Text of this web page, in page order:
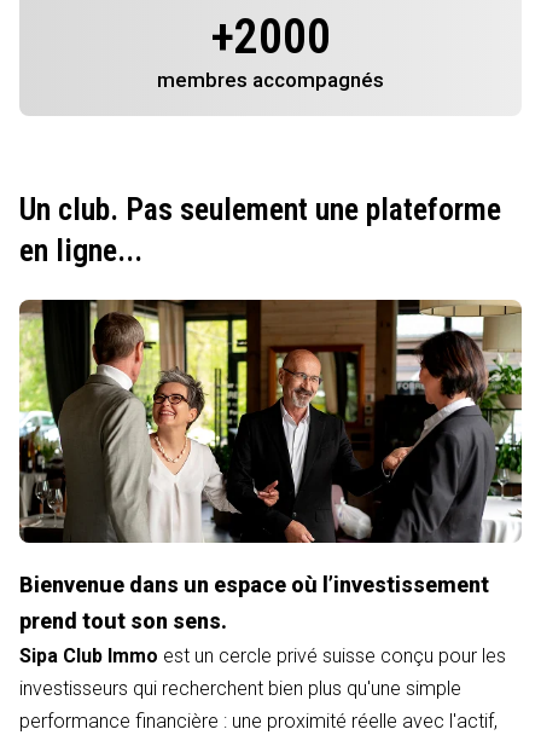
+2000
membres accompagnés
Un club. Pas seulement une plateforme
en ligne...
Bienvenue dans un espace où l’investissement
prend tout son sens.
Sipa Club Immo est un cercle privé suisse conçu pour les
investisseurs qui recherchent bien plus qu'une simple
performance financière : une proximité réelle avec l'actif,